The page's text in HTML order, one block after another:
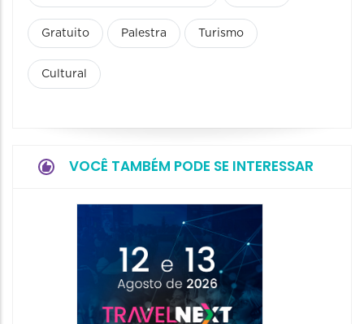
Gratuito Palestra Turismo
Cultural
VOCÊ TAMBÉM PODE SE INTERESSAR